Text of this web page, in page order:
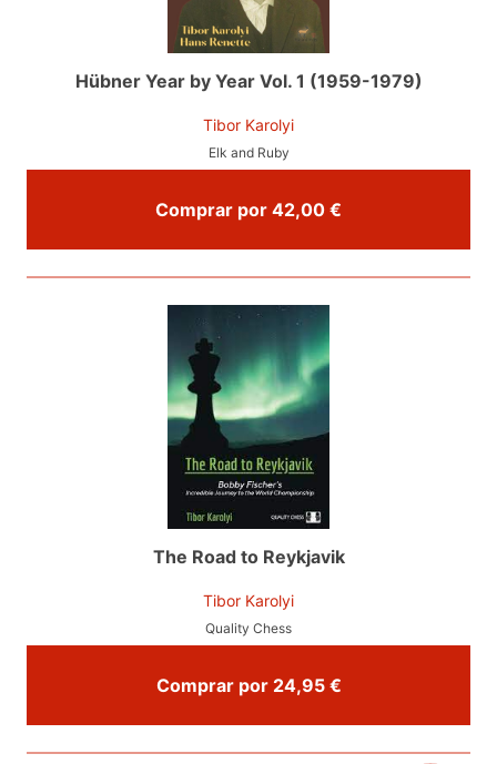
Hübner Year by Year Vol. 1 (1959-1979)
Tibor Karolyi
Elk and Ruby
Comprar por 42,00 €
The Road to Reykjavik
Tibor Karolyi
Quality Chess
Comprar por 24,95 €